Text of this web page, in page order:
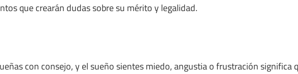
que crearán dudas sobre su mérito y legalidad.
con consejo, y el sueño sientes miedo, angustia o frustración significa